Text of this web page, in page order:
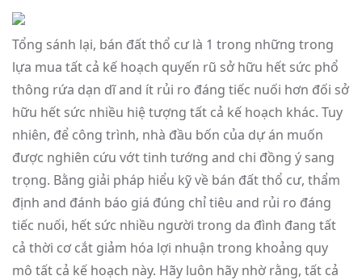
Tổng sánh lại, bán đất thổ cư là 1 trong những trong
lựa mua tất cả kế hoạch quyến rũ sở hữu hết sức phổ
thông rứa dạn dĩ and ít rủi ro đáng tiếc nuối hơn đối sở
hữu hết sức nhiều hiệ tượng tất cả kế hoạch khác. Tuy
nhiên, để công trình, nhà đầu bốn của dự án muốn
được nghiên cứu vớt tinh tướng and chi đồng ý sang
trọng. Bằng giải pháp hiểu kỹ về bán đất thổ cư, thẩm
định and đánh báo giá đúng chỉ tiêu and rủi ro đáng
tiếc nuối, hết sức nhiều người trong da đình đang tất
cả thời cơ cắt giảm hóa lợi nhuận trong khoảng quy
mô tất cả kế hoạch này. Hãy luôn hãy nhờ rằng, tất cả